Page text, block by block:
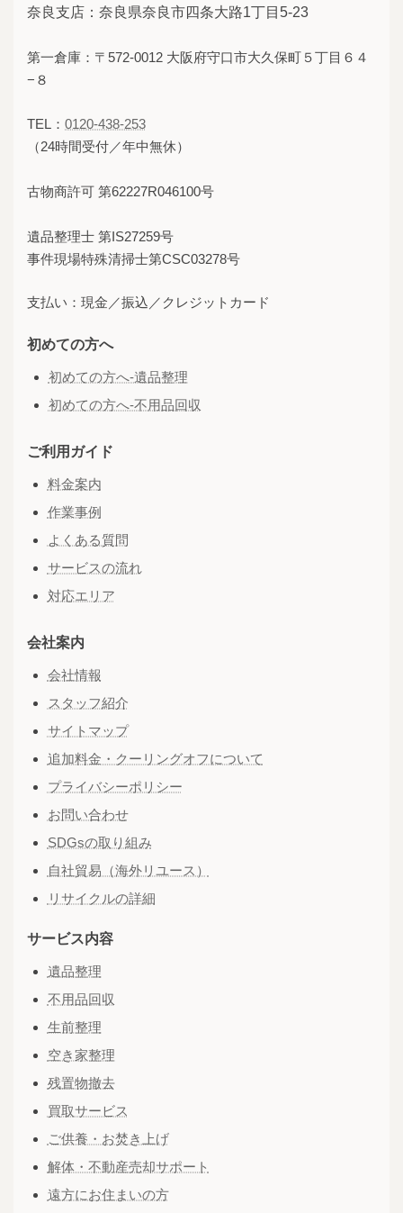
奈良支店：奈良県奈良市四条大路1丁目5-23
第一倉庫：〒572-0012 大阪府守口市大久保町５丁目６４
−８
TEL： 0120-438-253
（24時間受付／年中無休）
古物商許可 第62227R046100号
遺品整理士 第IS27259号
事件現場特殊清掃士第CSC03278号
支払い：現金／振込／クレジットカード
初めての方へ
初めての方へ-遺品整理
初めての方へ-不用品回収
ご利用ガイド
料金案内
作業事例
よくある質問
サービスの流れ
対応エリア
会社案内
会社情報
スタッフ紹介
サイトマップ
追加料金・クーリングオフについて
プライバシーポリシー
お問い合わせ
SDGsの取り組み
自社貿易（海外リユース）
リサイクルの詳細
サービス内容
遺品整理
不用品回収
生前整理
空き家整理
残置物撤去
買取サービス
ご供養・お焚き上げ
解体・不動産売却サポート
遠方にお住まいの方